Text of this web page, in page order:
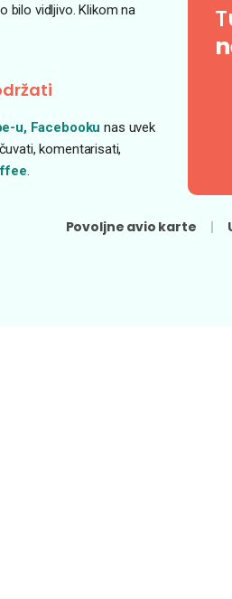
bilo vidljivo. Klikom na
u, Facebookunas uvek
komentarisati,
.
Povoljne avio karte